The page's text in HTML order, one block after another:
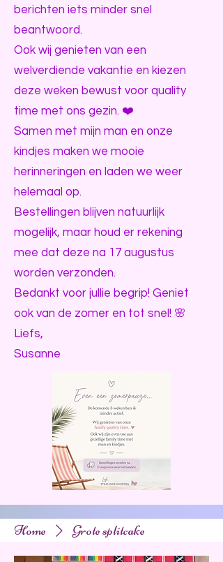
berichten iets minder snel
beantwoord.
Ook wij genieten van een
welverdiende vakantie en kiezen
deze weken bewust voor quality
time met ons gezin. ❤️
Samen met mijn man en onze
kindjes maken we mooie
herinneringen en laden we weer
helemaal op.
Bestellingen blijven natuurlijk
mogelijk, maar houd er rekening
mee dat deze na 17 augustus
worden verzonden.
Bedankt voor jullie begrip! Geniet
ook van de zomer en tot snel! 🌸
Liefs,
Susanne
Home Grote splitcake